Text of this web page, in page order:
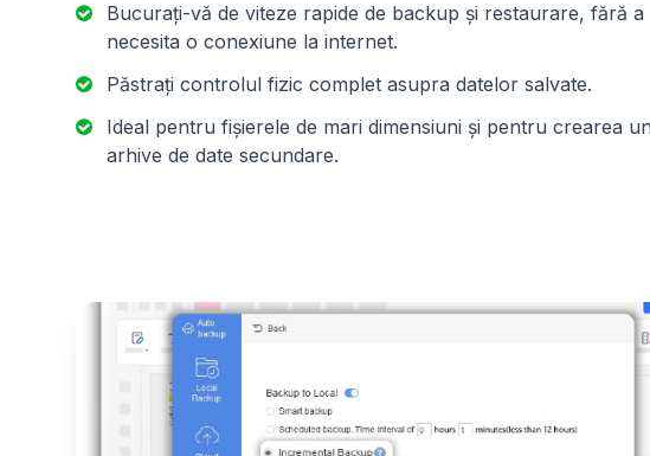
Bucurați-vă de viteze rapide de backup și restaurare, fără a
necesita o conexiune la internet.
Păstrați controlul fizic complet asupra datelor salvate.
Ideal pentru fișierele de mari dimensiuni și pentru crearea
arhive de date secundare.